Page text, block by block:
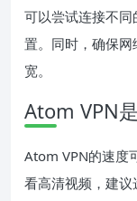
可以尝试连接不
置。同时，确保
宽。
Atom VPN
Atom VPN的速度
看高清视频，建议